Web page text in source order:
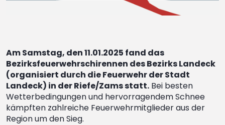
Am Samstag, den 11.01.2025 fand das
Bezirksfeuerwehrschirennen des Bezirks Landeck
(organisiert durch die Feuerwehr der Stadt
Landeck) in der Riefe/Zams statt. Bei besten
Wetterbedingungen und hervorragendem Schnee
kämpften zahlreiche Feuerwehrmitglieder aus der
Region um den Sieg.